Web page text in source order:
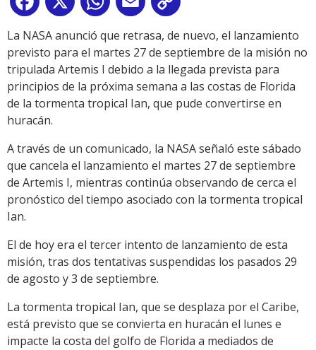
Facebook
X WhatsApp
Email
Link
La NASA anunció que retrasa, de nuevo, el lanzamiento
previsto para el martes 27 de septiembre de la misión no
tripulada Artemis I debido a la llegada prevista para
principios de la próxima semana a las costas de Florida
de la tormenta tropical Ian, que pude convertirse en
huracán.
A través de un comunicado, la NASA señaló este sábado
que cancela el lanzamiento el martes 27 de septiembre
de Artemis I, mientras continúa observando de cerca el
pronóstico del tiempo asociado con la tormenta tropical
Ian.
El de hoy era el tercer intento de lanzamiento de esta
misión, tras dos tentativas suspendidas los pasados 29
de agosto y 3 de septiembre.
La tormenta tropical Ian, que se desplaza por el Caribe,
está previsto que se convierta en huracán el lunes e
impacte la costa del golfo de Florida a mediados de